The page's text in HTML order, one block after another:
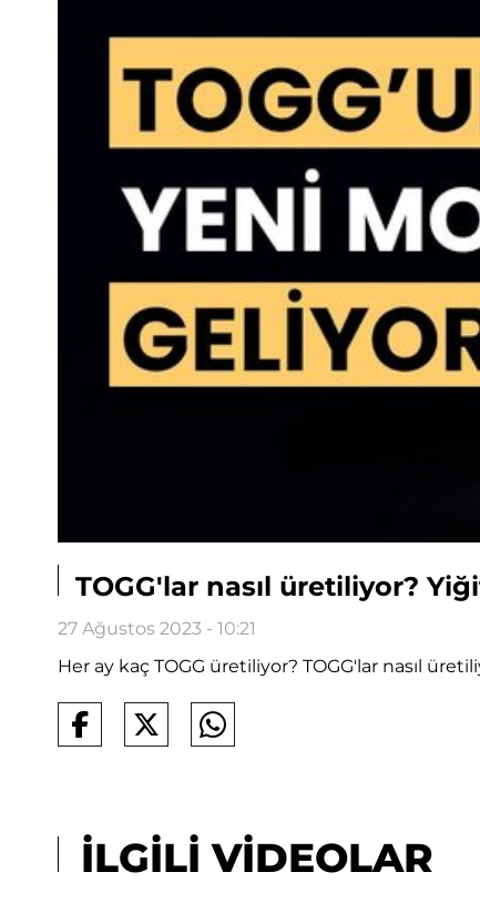
TOGG'lar nasıl üretiliyor?
27 Ağustos 2023 - 10:21
Her ay kaç TOGG üretiliyor? TOGG'lar nasıl
İLGİLİ VİDEOLAR